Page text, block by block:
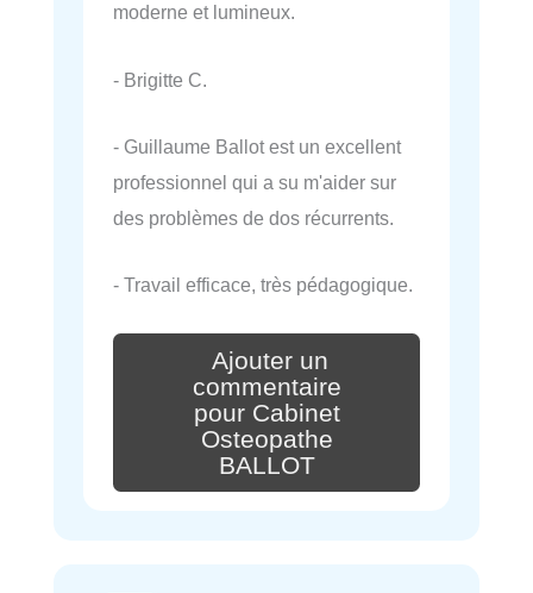
moderne et lumineux.
- Brigitte C.
- Guillaume Ballot est un excellent
professionnel qui a su m'aider sur
des problèmes de dos récurrents.
- Travail efficace, très pédagogique.
Ajouter un
commentaire
pour Cabinet
Osteopathe
BALLOT